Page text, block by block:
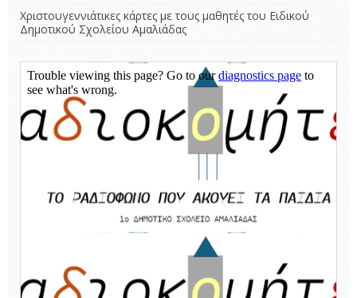
Χριστουγεννιάτικες κάρτες με τους μαθητές του Ειδικού
Δημοτικού Σχολείου Αμαλιάδας